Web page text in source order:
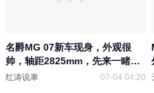
名爵MG 07新车现身，外观很
帅，轴距2825mm，先来一睹为
快吧
红涛说車 07-04 04:20